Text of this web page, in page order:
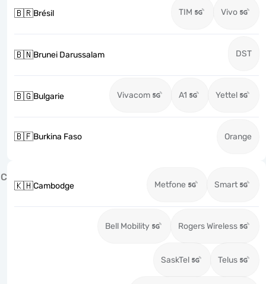
🇧🇷Brésil TIM Vivo
🇧🇳Brunei Darussalam DST
🇧🇬Bulgarie Vivacom A1 Yettel
🇧🇫Burkina Faso Orange
C
🇰🇭Cambodge Metfone Smart
Bell Mobility Rogers Wireless
SaskTel Telus